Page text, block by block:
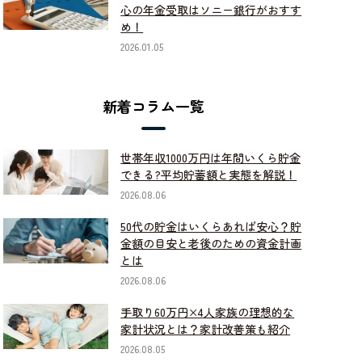
心の年金受取はソニー銀行がおすす
め！
2026.01.05
新着コラム一覧
世帯年収1000万円は年間いくら貯金
できる?平均貯蓄額と実態を解説！
2026.08.06
50代の貯金はいくらあれば安心？貯
金額の目安と老後のための資金計画
とは
2026.08.06
手取り60万円×4人家族の理想的な
家計状況とは？家計改善策も紹介
2026.08.05